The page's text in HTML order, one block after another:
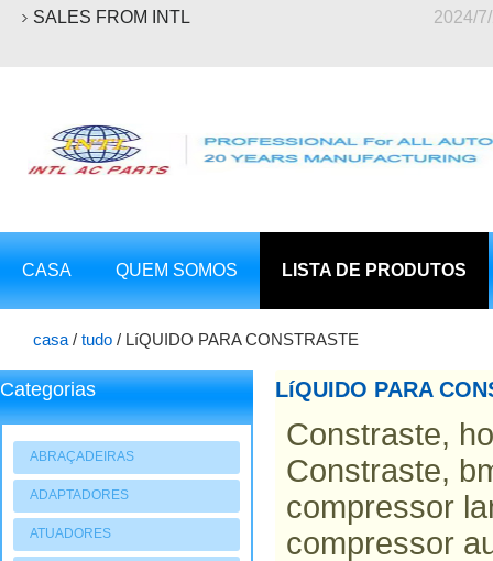
SALES FROM INTL 2024/
CASA QUEM SOMOS LISTA DE PRODUTOS
casa / tudo / LíQUIDO PARA CONSTRASTE
Categorias
ABRAÇADEIRAS
ADAPTADORES
ATUADORES
LíQUIDO PARA
Constraste,
Constraste,
compressor
compressor